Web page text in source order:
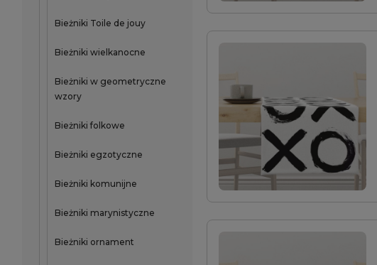
Bieżniki Toile de jouy
Bieżniki wielkanocne
Bieżniki w geometryczne
wzory
Bieżniki folkowe
Bieżniki egzotyczne
Bieżniki komunijne
Bieżniki marynistyczne
Bieżniki ornament